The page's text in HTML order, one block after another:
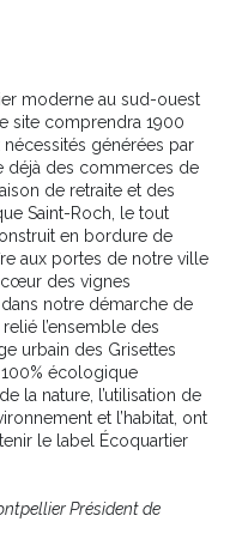
moderne au sud-ouest
site comprendra 1900
nécessités générées par
déjà des commerces de
de retraite et des
Saint-Roch, le tout
en bordure de
aux portes de notre ville
des vignes
notre démarche de
l’ensemble des
urbain des Grisettes
écologique
la nature, l’utilisation de
et l’habitat, ont
le label Écoquartier
Président de